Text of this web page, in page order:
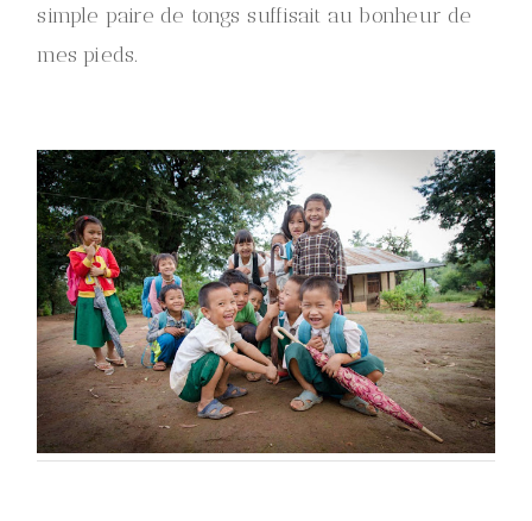
simple paire de tongs suffisait au bonheur de
mes pieds.